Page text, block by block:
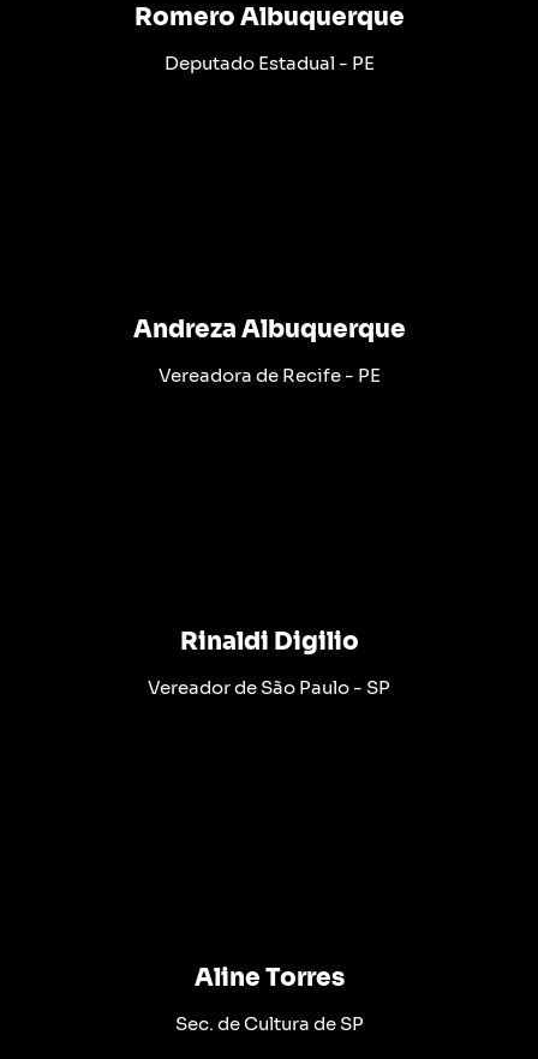
Romero Albuquerque
Deputado Estadual - PE
Andreza Albuquerque
Vereadora de Recife - PE
Rinaldi Digilio
Vereador de São Paulo - SP
Aline Torres
Sec. de Cultura de SP